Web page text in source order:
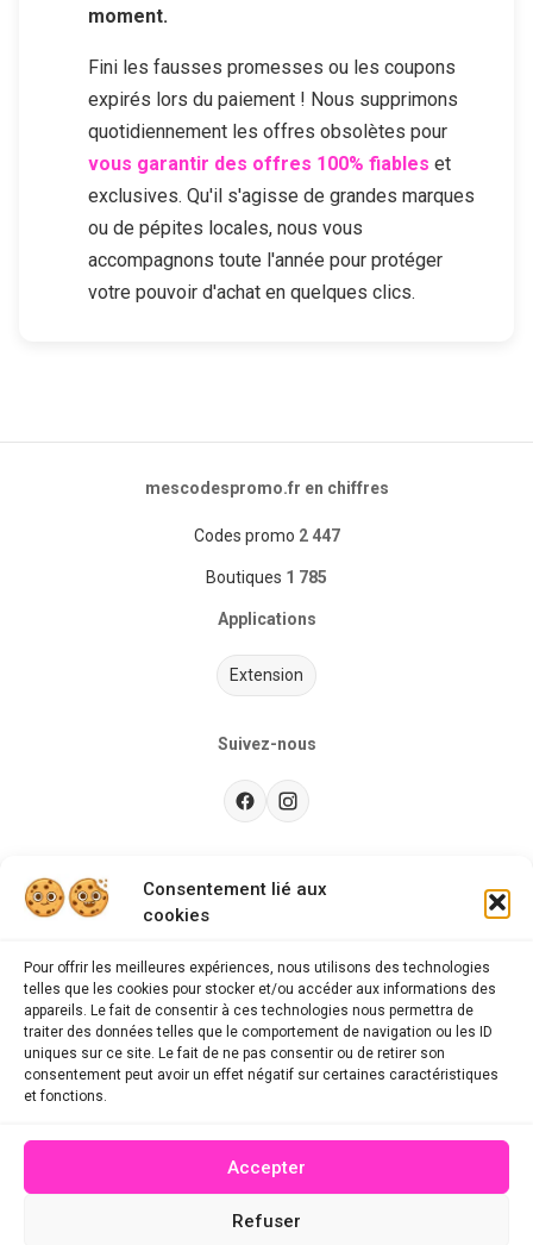
Consentement lié aux
cookies
Pour offrir les meilleures expériences, nous utilisons des technologies
telles que les cookies pour stocker et/ou accéder aux informations des
appareils. Le fait de consentir à ces technologies nous permettra de
traiter des données telles que le comportement de navigation ou les ID
uniques sur ce site. Le fait de ne pas consentir ou de retirer son
consentement peut avoir un effet négatif sur certaines caractéristiques
et fonctions.
Accepter
Refuser
moment.
Fini les fausses promesses ou les coupons
expirés lors du paiement ! Nous supprimons
quotidiennement les offres obsolètes pour
vous garantir des offres 100% fiables et
exclusives. Qu'il s'agisse de grandes marques
ou de pépites locales, nous vous
accompagnons toute l'année pour protéger
votre pouvoir d'achat en quelques clics.
mescodespromo.fr en chiffres
Codes promo 2 447
Boutiques 1 785
Applications
Extension
Suivez-nous
FAQ
Mentions légales
Politique de confidentialité
Contact